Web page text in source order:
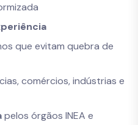
que evitam quebra de
comércios, indústrias e
pelos órgãos INEA e